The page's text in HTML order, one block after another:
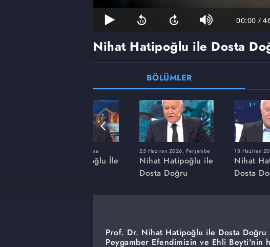
00:00 /
Nihat Hatipoğlu ile Dosta
BÖLÜMLER
23 Ocak 2026, Cuma
Nihat Hatipoğlu İle
25 Haziran 2026, Perşembe
Nihat Hatipoğlu ile
Dosta Doğru
18 Haziran
Nihat
Dosta
Prof. Dr. Nihat Hatipoğlu ile Dosta
Peygamber Efendimizin ve Ehli Beyti'nin